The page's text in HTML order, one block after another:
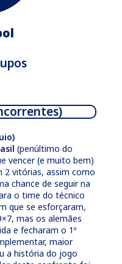
(penúltimo do
vencer (e muito bem)
2 vitórias, assim como
chance de seguir na
o time do técnico
que se esforçaram,
mas os alemães
e fecharam o 1º
maior
a história do jogo